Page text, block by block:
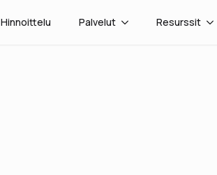
Hinnoittelu Palvelut Resurssit